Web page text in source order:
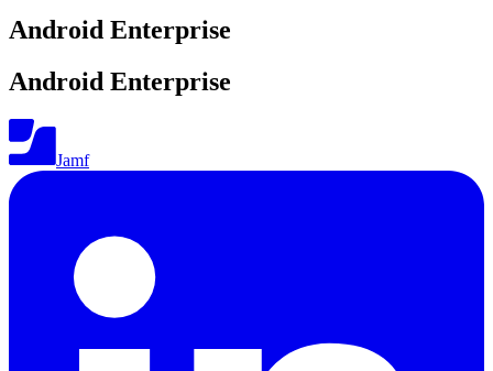
Android Enterprise
Android Enterprise
Jamf